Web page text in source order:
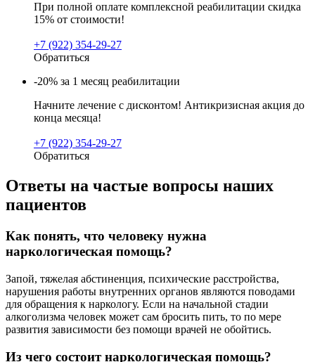
При полной оплате комплексной реабилитации скидка
15% от стоимости!
+7 (922) 354-29-27
Обратиться
-20% за 1 месяц реабилитации
Начните лечение с дисконтом! Антикризисная акция до
конца месяца!
+7 (922) 354-29-27
Обратиться
Ответы на частые вопросы наших
пациентов
Как понять, что человеку нужна
наркологическая помощь?
Запой, тяжелая абстиненция, психические расстройства,
нарушения работы внутренних органов являются поводами
для обращения к наркологу. Если на начальной стадии
алкоголизма человек может сам бросить пить, то по мере
развития зависимости без помощи врачей не обойтись.
Из чего состоит наркологическая помощь?